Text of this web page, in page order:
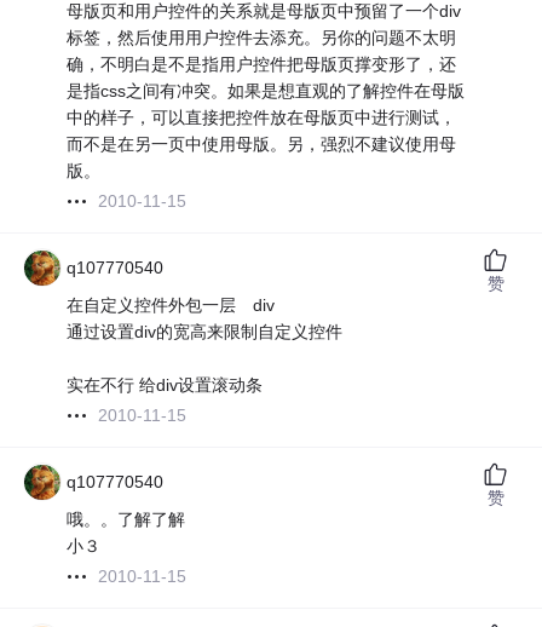
母版页和用户控件的关系就是母版页中预留了一个div
标签，然后使用用户控件去添充。另你的问题不太明
确，不明白是不是指用户控件把母版页撑变形了，还
是指css之间有冲突。如果是想直观的了解控件在母版
中的样子，可以直接把控件放在母版页中进行测试，
而不是在另一页中使用母版。另，强烈不建议使用母
版。
2010-11-15
q107770540
在自定义控件外包一层 div
通过设置div的宽高来限制自定义控件
实在不行 给div设置滚动条
2010-11-15
赞
q107770540
哦。。了解了解
小３
2010-11-15
赞